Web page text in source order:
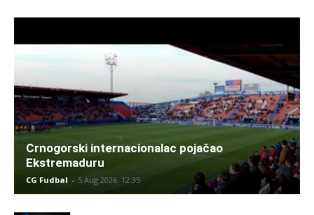
Crnogorski internacionalac pojačao
Ekstremaduru
CG Fudbal - 5 Aug 2026. 12:35